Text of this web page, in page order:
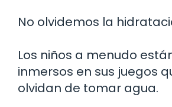
No olvidemos la
Los niños a menudo
inmersos en sus juegos
olvidan de tomar agua.